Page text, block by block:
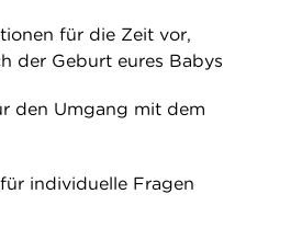
für die Zeit vor,
der Geburt eures Babys
den Umgang mit dem
individuelle Fragen